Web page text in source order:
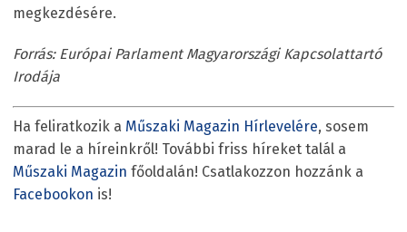
megkezdésére.
Forrás: Európai Parlament Magyarországi Kapcsolattartó
Irodája
Ha feliratkozik a Műszaki Magazin Hírlevelére, sosem
marad le a híreinkről! További friss híreket talál a
Műszaki Magazin főoldalán! Csatlakozzon hozzánk a
Facebookon is!